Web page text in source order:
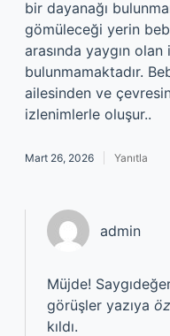
bir dayanağı
gömüleceği yerin
arasında yaygın olan
bulunmamaktadır.
ailesinden ve
izlenimlerle oluşur..
Mart 26, 2026 Yanıtla
admin
Müjde!
görüşler yazıya
kıldı.